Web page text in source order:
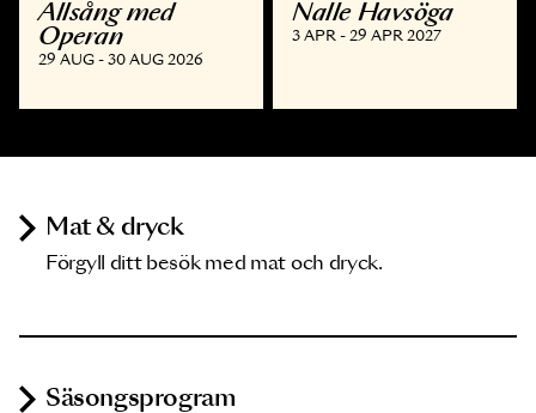
Allsång med
Operan
29 AUG - 30 AUG 2026
Nalle Havsöga
3 APR - 29 APR 2027
Mat & dryck
Förgyll ditt besök med mat och dryck.
Säsongsprogram